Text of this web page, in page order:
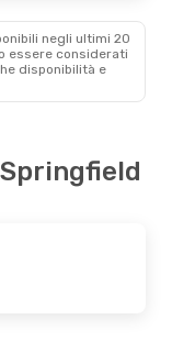
negli ultimi 20
essere considerati
disponibilità e